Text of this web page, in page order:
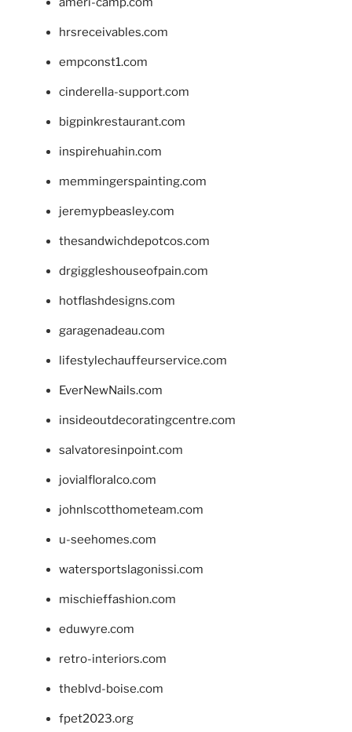
hrsreceivables.com
empconst1.com
cinderella-support.com
bigpinkrestaurant.com
inspirehuahin.com
memmingerspainting.com
jeremypbeasley.com
thesandwichdepotcos.com
drgiggleshouseofpain.com
hotflashdesigns.com
garagenadeau.com
lifestylechauffeurservice.com
EverNewNails.com
insideoutdecoratingcentre.com
salvatoresinpoint.com
jovialfloralco.com
johnlscotthometeam.com
u-seehomes.com
watersportslagonissi.com
mischieffashion.com
eduwyre.com
retro-interiors.com
theblvd-boise.com
fpet2023.org